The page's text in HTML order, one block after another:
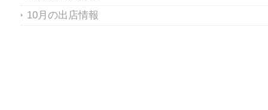
10月の出店情報